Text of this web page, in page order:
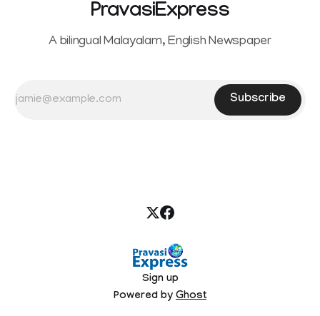
PravasiExpress
A bilingual Malayalam, English Newspaper
Subscribe
Sign up
Powered by Ghost